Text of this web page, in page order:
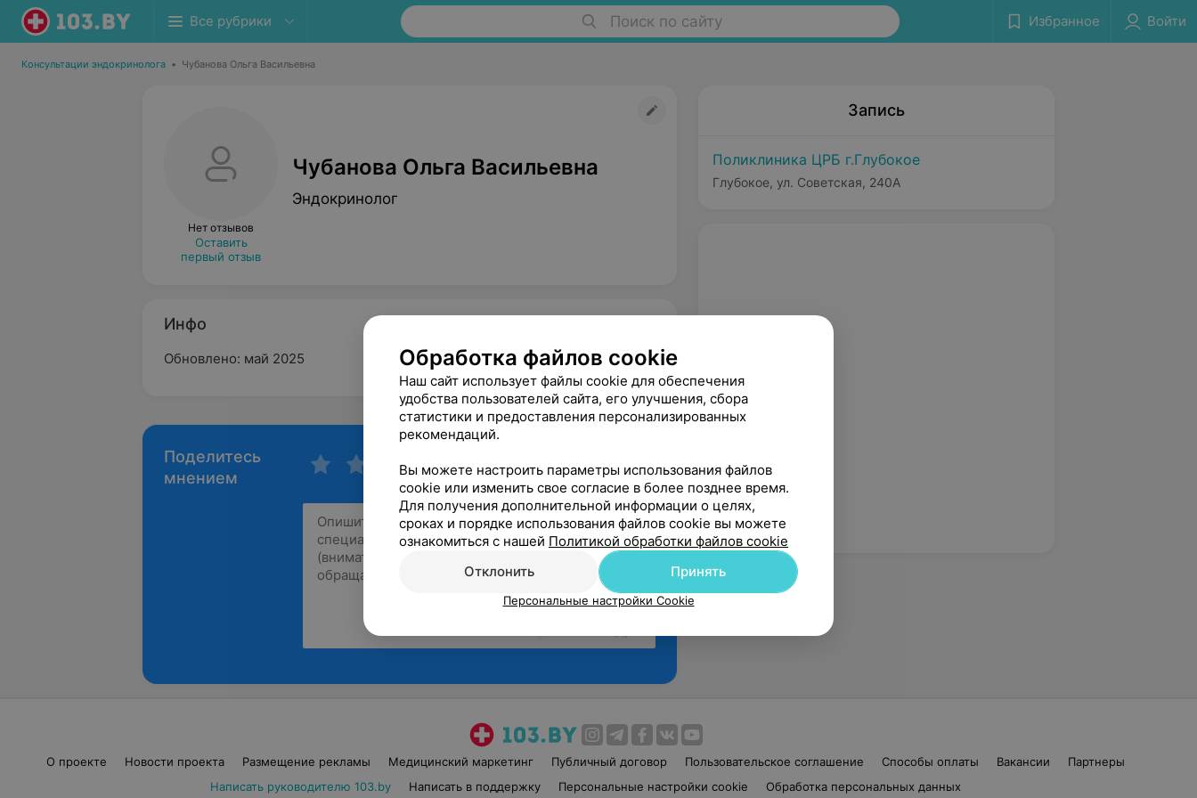
Все рубрики Поиск по сайту Избранное Войти
Консультации эндокринолога • Чубанова Ольга Васильевна
Нет отзывов
Оставить
первый отзыв
Чубанова Ольга Васильевна
Эндокринолог
Инфо
Обновлено: май 2025
Поделитесь
мнением
Запись
Поликлиника ЦРБ г.Глубокое
Глубокое, ул. Советская, 240А
О проекте Новости проекта Размещение рекламы Медицинский маркетинг Публичный договор Пользовательское соглашение Способы оплаты Вакансии
Партнеры
Написать руководителю 103.by
Написать в поддержку Персональные настройки cookie Обработка персональных данных
Обработка файлов cookie
Наш сайт использует файлы cookie для обеспечения
удобства пользователей сайта, его улучшения, сбора
статистики и предоставления персонализированных
рекомендаций.
Вы можете настроить параметры использования файлов
cookie или изменить свое согласие в более позднее время.
Для получения дополнительной информации о целях,
сроках и порядке использования файлов cookie вы можете
ознакомиться с нашей Политикой обработки файлов cookie
Отклонить
Принять
Персональные настройки Cookie